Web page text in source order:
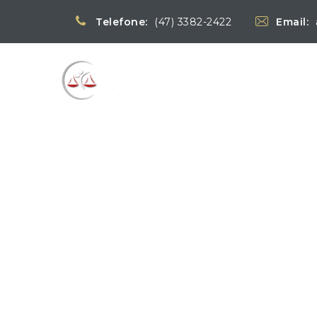
Telefone: (47) 3382-2422 Email: